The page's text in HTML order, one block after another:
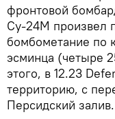
фронтовой
Су-24М произвел
бомбометание по
эсминца (четыре
этого, в 12.23
территорию, с
Персидский залив.